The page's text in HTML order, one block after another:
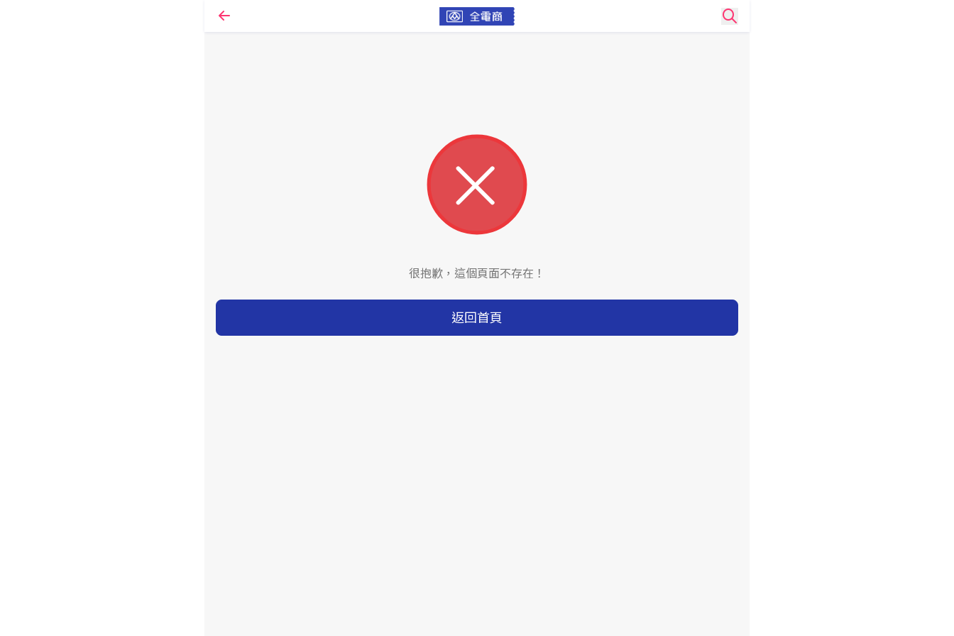
很抱歉，這個頁面不存在！
返回首頁